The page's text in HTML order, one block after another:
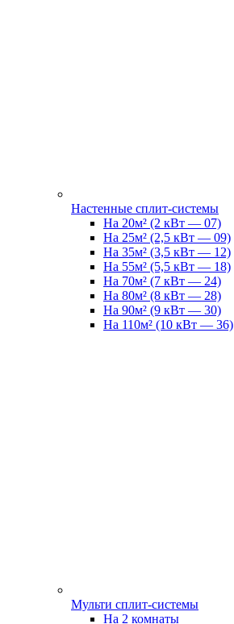
Настенные сплит-системы
На 20м² (2 кВт — 07)
На 25м² (2,5 кВт — 09)
На 35м² (3,5 кВт — 12)
На 55м² (5,5 кВт — 18)
На 70м² (7 кВт — 24)
На 80м² (8 кВт — 28)
На 90м² (9 кВт — 30)
На 110м² (10 кВт — 36)
Мульти сплит-системы
На 2 комнаты